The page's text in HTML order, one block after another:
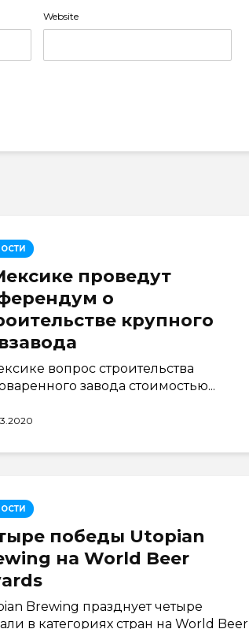
Website
проведут
о
крупного
вопрос строительства
завода стоимостью...
победы Utopian
на World Beer
Brewing празднует четыре
в категориях стран на World Beer